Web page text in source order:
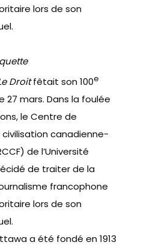
lors de son
Droitfêtait son 100e
27 mars. Dans la foulée
le Centre de
canadienne-
de l’Université
de traiter de la
francophone
lors de son
a été fondé en 1913